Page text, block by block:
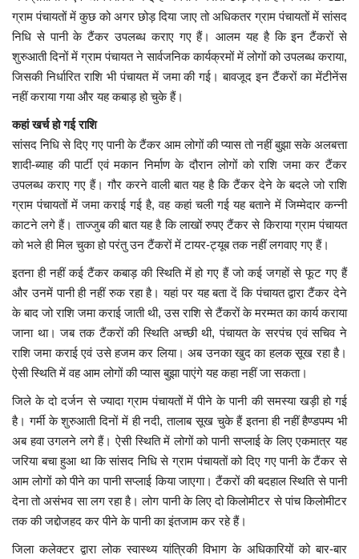
लाइफस्टाइल
ब्रेकिंग न्यूज़
व्यापार
टेक न्यूज़
ग्राम पंचायतों में कुछ को अगर छोड़ दिया जाए तो अधिकतर ग्राम पंचायतों में सांसद
निधि से पानी के टैंकर उपलब्ध कराए गए हैं। आलम यह है कि इन टैंकरों से
शुरुआती दिनों में ग्राम पंचायत ने सार्वजनिक कार्यक्रमों में लोगों को उपलब्ध कराया,
जिसकी निर्धारित राशि भी पंचायत में जमा की गई। बावजूद इन टैंकरों का मेंटीनेंस
नहीं कराया गया और यह कबाड़ हो चुके हैं।
कहां खर्च हो गई राशि
सांसद निधि से दिए गए पानी के टैंकर आम लोगों की प्यास तो नहीं बुझा सके अलबत्ता
शादी-ब्याह की पार्टी एवं मकान निर्माण के दौरान लोगों को राशि जमा कर टैंकर
उपलब्ध कराए गए हैं। गौर करने वाली बात यह है कि टैंकर देने के बदले जो राशि
ग्राम पंचायतों में जमा कराई गई है, वह कहां चली गई यह बताने में जिम्मेदार कन्नी
काटने लगे हैं। ताज्जुब की बात यह है कि लाखों रुपए टैंकर से किराया ग्राम पंचायत
को भले ही मिल चुका हो परंतु उन टैंकरों में टायर-ट्यूब तक नहीं लगवाए गए हैं।
इतना ही नहीं कई टैंकर कबाड़ की स्थिति में हो गए हैं जो कई जगहों से फूट गए हैं
और उनमें पानी ही नहीं रुक रहा है। यहां पर यह बता दें कि पंचायत द्वारा टैंकर देने
के बाद जो राशि जमा कराई जाती थी, उस राशि से टैंकरों के मरम्मत का कार्य कराया
जाना था। जब तक टैंकरों की स्थिति अच्छी थी, पंचायत के सरपंच एवं सचिव ने
राशि जमा कराई एवं उसे हजम कर लिया। अब उनका खुद का हलक सूख रहा है।
ऐसी स्थिति में वह आम लोगों की प्यास बुझा पाएंगे यह कहा नहीं जा सकता।
जिले के दो दर्जन से ज्यादा ग्राम पंचायतों में पीने के पानी की समस्या खड़ी हो गई
है। गर्मी के शुरुआती दिनों में ही नदी, तालाब सूख चुके हैं इतना ही नहीं हैण्डपम्प भी
अब हवा उगलने लगे हैं। ऐसी स्थिति में लोगों को पानी सप्लाई के लिए एकमात्र यह
जरिया बचा हुआ था कि सांसद निधि से ग्राम पंचायतों को दिए गए पानी के टैंकर से
आम लोगों को पीने का पानी सप्लाई किया जाएगा। टैंकरों की बदहाल स्थिति से पानी
देना तो असंभव सा लग रहा है। लोग पानी के लिए दो किलोमीटर से पांच किलोमीटर
तक की जद्दोजहद कर पीने के पानी का इंतजाम कर रहे हैं।
जिला कलेक्टर द्वारा लोक स्वास्थ्य यांत्रिकी विभाग के अधिकारियों को बार-बार